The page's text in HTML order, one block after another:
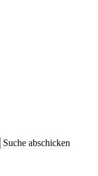
Suche abschicken